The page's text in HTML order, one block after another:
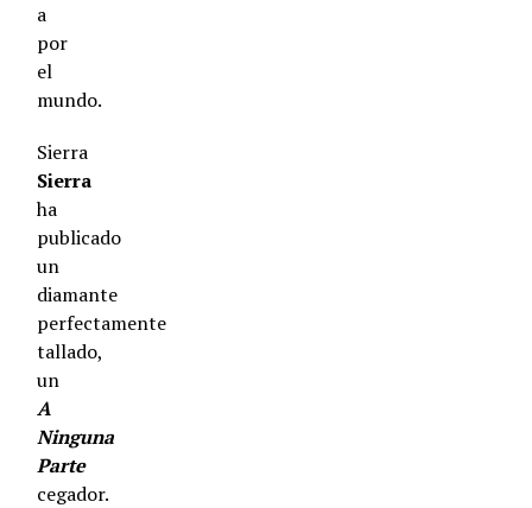
a
por
el
mundo.
Sierra
Sierra
ha
publicado
un
diamante
perfectamente
tallado,
un
A
Ninguna
Parte
cegador.